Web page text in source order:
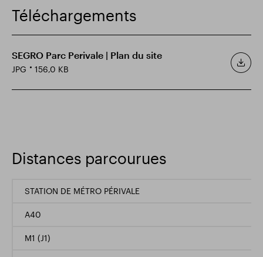
Téléchargements
SEGRO Parc Perivale | Plan du site
JPG 156,0 KB
Distances parcourues
STATION DE MÉTRO PÉRIVALE
A40
M1 (J1)